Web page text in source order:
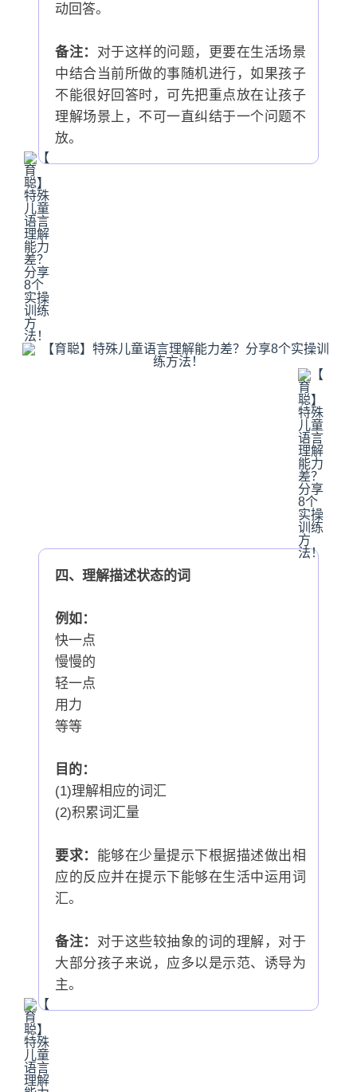
动回答。
备注： 对于这样的问题，更要在生活场景
中结合当前所做的事随机进行，如果孩子
不能很好回答时，可先把重点放在让孩子
理解场景上，不可一直纠结于一个问题不
放。
四、理解描述状态的词
例如：
快一点
慢慢的
轻一点
用力
等等
目的：
(1)理解相应的词汇
(2)积累词汇量
要求： 能够在少量提示下根据描述做出相
应的反应并在提示下能够在生活中运用词
汇。
备注： 对于这些较抽象的词的理解，对于
大部分孩子来说，应多以是示范、诱导为
主。